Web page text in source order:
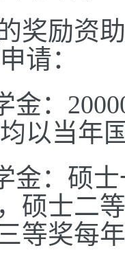
奖励资
请：
金：
以当年
金：硕
硕士二
等奖每